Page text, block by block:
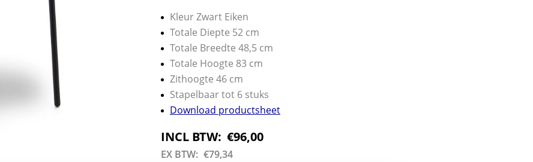
Kleur Zwart Eiken
Totale Diepte 52 cm
Totale Breedte 48,5 cm
Totale Hoogte 83 cm
Zithoogte 46 cm
Stapelbaar tot 6 stuks
Download productsheet
INCL BTW: €96,00
EX BTW: €79,34